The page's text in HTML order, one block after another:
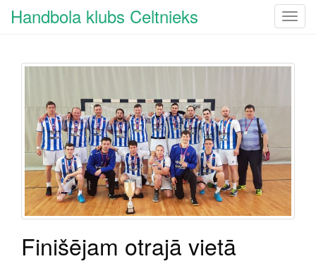
T
g
v
i
g
a
t
Handbola klubs Celtnieks
Finišējam otrajā vietā